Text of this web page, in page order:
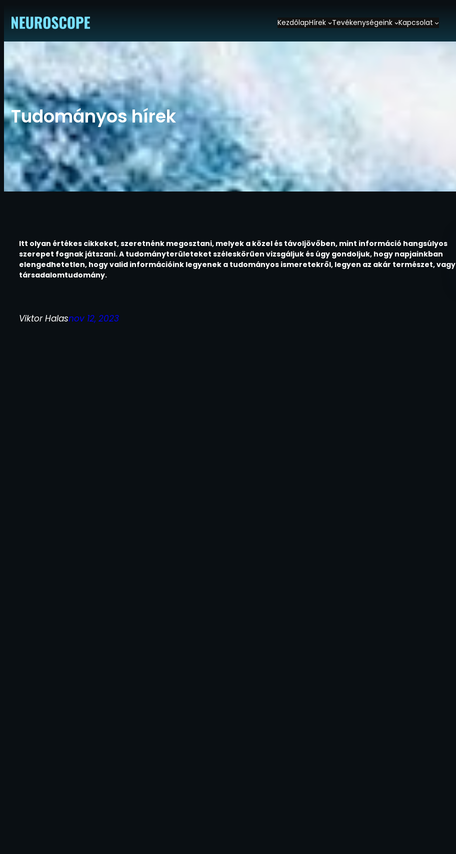
tartalomhoz
KezdőlapHírek Tevékenységeink Kapcsolat
Tudományos hírek
Itt olyan értékes cikkeket, szeretnénk megosztani, melyek a közel és távoljövőben, mint információ hangsúlyos
szerepet fognak játszani. A tudományterületeket széleskörűen vizsgáljuk és úgy gondoljuk, hogy napjainkban
elengedhetetlen, hogy valid információink legyenek a tudományos ismeretekről, legyen az akár természet, vagy
társadalomtudomány.
Viktor Halasnov 12, 2023